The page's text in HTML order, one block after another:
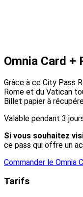
Omnia Card +
Grâce à ce City Pass
Rome et du Vatican
Billet papier à
Valable pendant 3
Si vous souhaitez
ce pass qui offre un
Commander le Omnia
Tarifs